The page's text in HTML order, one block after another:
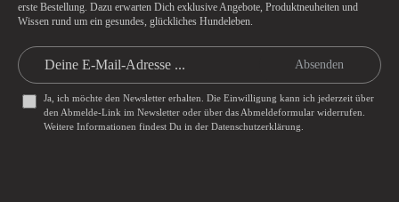
erste Bestellung. Dazu erwarten Dich exklusive Angebote, Produktneuheiten und
Wissen rund um ein gesundes, glückliches Hundeleben.
Absenden
Ja, ich möchte den Newsletter erhalten. Die Einwilligung kann ich jederzeit über
den Abmelde-Link im Newsletter oder über das Abmeldeformularwiderrufen.
Weitere Informationen findest Du in der Datenschutzerklärung